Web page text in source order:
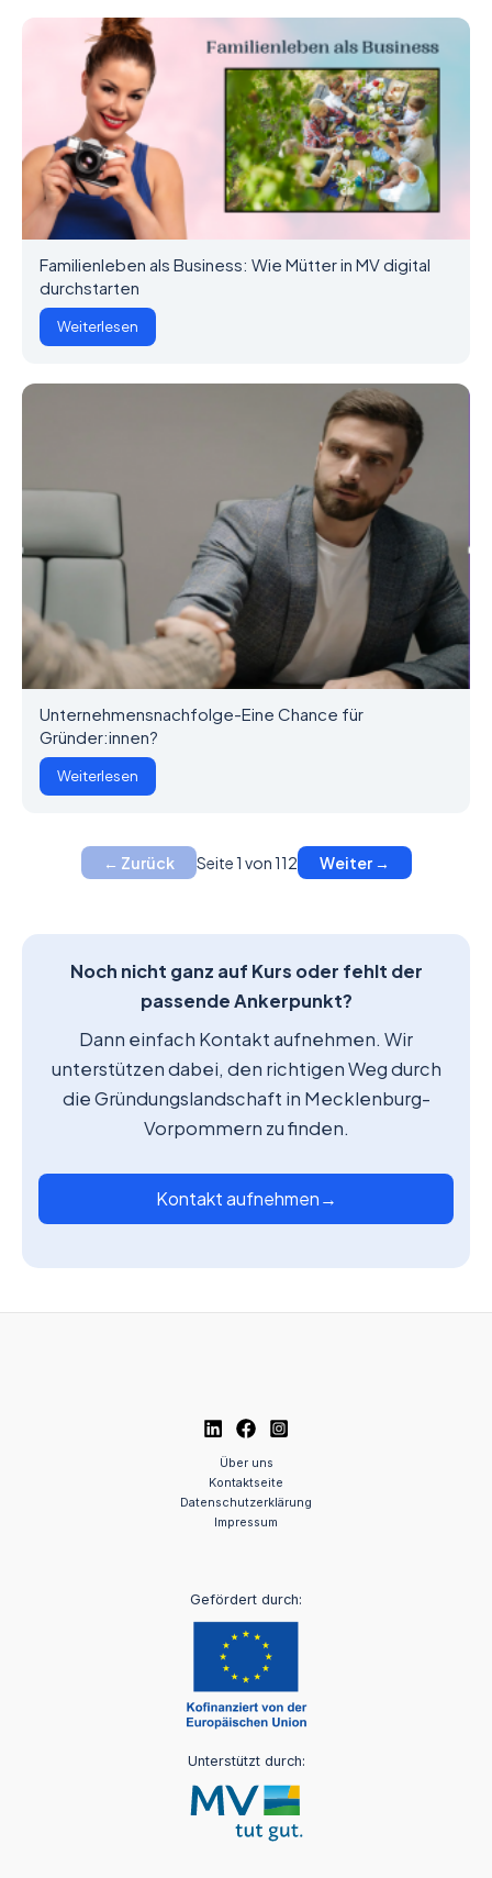
Familienleben als Business: Wie Mütter in MV digital
durchstarten
Weiterlesen
Unternehmensnachfolge-Eine Chance für
Gründer:innen?
Weiterlesen
← Zurück Seite 1 von 112 Weiter →
Noch nicht ganz auf Kurs oder fehlt der
passende Ankerpunkt?
Dann einfach Kontakt aufnehmen. Wir
unterstützen dabei, den richtigen Weg durch
die Gründungslandschaft in Mecklenburg-
Vorpommern zu finden.
Kontakt aufnehmen→
Über uns
Kontaktseite
Datenschutzerklärung
Impressum
Gefördert durch:
Unterstützt durch: